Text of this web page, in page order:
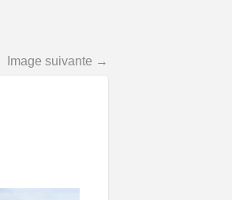
Image suivante →